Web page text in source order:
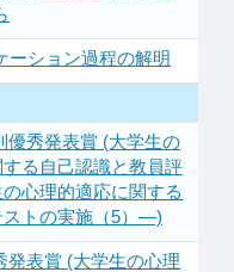
ーション過程の解明
優秀発表賞 (大学生の
る自己認識と教員評
心理的適応に関する
ストの実施（5）―)
発表賞 (大学生の心理